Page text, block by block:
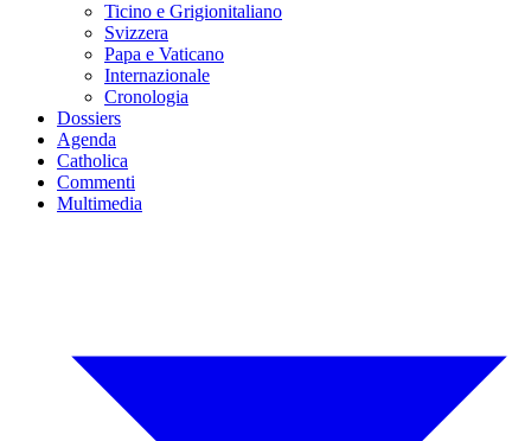
Ticino e Grigionitaliano
Svizzera
Papa e Vaticano
Internazionale
Cronologia
Dossiers
Agenda
Catholica
Commenti
Multimedia